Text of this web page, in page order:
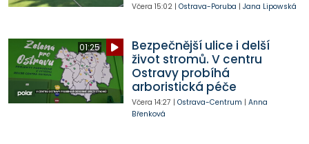
Včera 15:02| Ostrava-Poruba | Jana Lipowská
01:25
Bezpečnější ulice i delší
život stromů. V centru
Ostravy probíhá
arboristická péče
Včera 14:27 | Ostrava-Centrum | Anna
Břenková